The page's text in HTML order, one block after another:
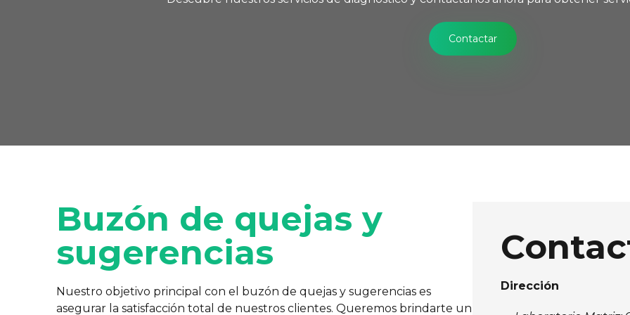
Contactar
Buzón de quejas y
sugerencias
Nuestro objetivo principal con el buzón de quejas y sugerencias es
asegurar la satisfacción total de nuestros clientes. Queremos brindarte un
Dirección